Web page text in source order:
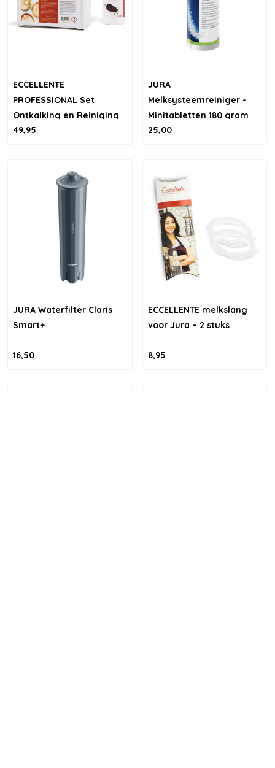
ECCELLENTE
PROFESSIONAL Set
Ontkalking en Reiniging
voor JURA
49,95
JURA
Melksysteemreiniger -
Minitabletten 180 gram
25,00
JURA Waterfilter Claris
Smart+
16,50
ECCELLENTE melkslang
voor Jura – 2 stuks
8,95